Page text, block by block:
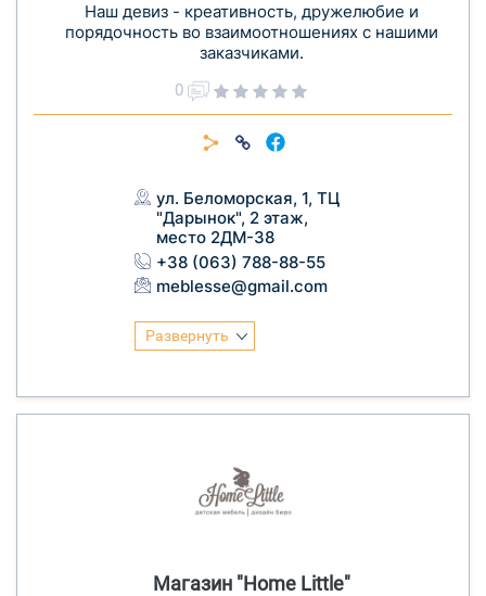
Наш девиз - креативность, дружелюбие и
порядочность во взаимоотношениях с нашими
заказчиками.
0
ул. Беломорская, 1, ТЦ
"Дарынок", 2 этаж,
место 2ДМ-38
+38 (063) 788-88-55
meblesse@gmail.com
Развернуть
Магазин "Home Little"